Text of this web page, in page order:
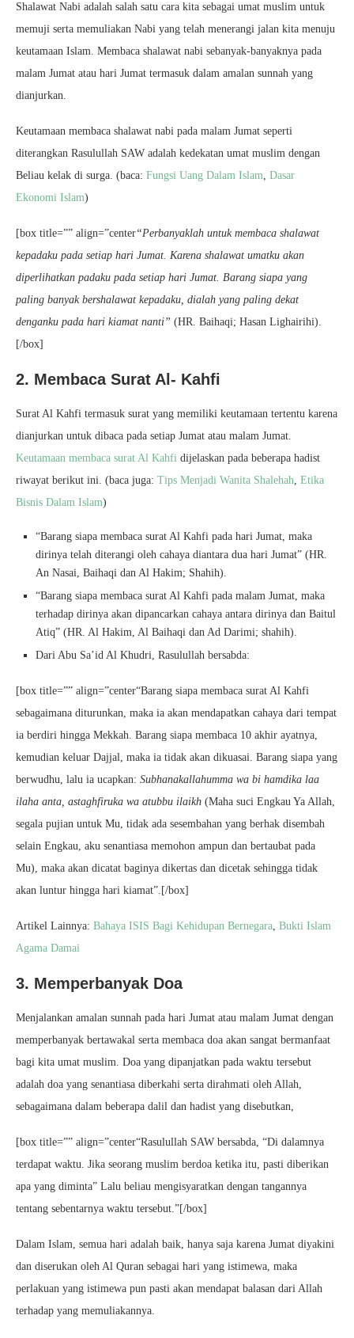
Shalawat Nabi adalah salah satu cara kita sebagai umat muslim untuk
memuji serta memuliakan Nabi yang telah menerangi jalan kita menuju
keutamaan Islam. Membaca shalawat nabi sebanyak-banyaknya pada
malam Jumat atau hari Jumat termasuk dalam amalan sunnah yang
dianjurkan.
Keutamaan membaca shalawat nabi pada malam Jumat seperti
diterangkan Rasulullah SAW adalah kedekatan umat muslim dengan
Beliau kelak di surga. (baca: Fungsi Uang Dalam Islam, Dasar
Ekonomi Islam)
[box title=”” align=”center“Perbanyaklah untuk membaca shalawat
kepadaku pada setiap hari Jumat. Karena shalawat umatku akan
diperlihatkan padaku pada setiap hari Jumat. Barang siapa yang
paling banyak bershalawat kepadaku, dialah yang paling dekat
denganku pada hari kiamat nanti” (HR. Baihaqi; Hasan Lighairihi).
[/box]
2. Membaca Surat Al- Kahfi
Surat Al Kahfi termasuk surat yang memiliki keutamaan tertentu karena
dianjurkan untuk dibaca pada setiap Jumat atau malam Jumat.
Keutamaan membaca surat Al Kahfi dijelaskan pada beberapa hadist
riwayat berikut ini. (baca juga: Tips Menjadi Wanita Shalehah, Etika
Bisnis Dalam Islam)
“Barang siapa membaca surat Al Kahfi pada hari Jumat, maka
dirinya telah diterangi oleh cahaya diantara dua hari Jumat” (HR.
An Nasai, Baihaqi dan Al Hakim; Shahih).
“Barang siapa membaca surat Al Kahfi pada malam Jumat, maka
terhadap dirinya akan dipancarkan cahaya antara dirinya dan Baitul
Atiq” (HR. Al Hakim, Al Baihaqi dan Ad Darimi; shahih).
Dari Abu Sa’id Al Khudri, Rasulullah bersabda:
[box title=”” align=”center“Barang siapa membaca surat Al Kahfi
sebagaimana diturunkan, maka ia akan mendapatkan cahaya dari tempat
ia berdiri hingga Mekkah. Barang siapa membaca 10 akhir ayatnya,
kemudian keluar Dajjal, maka ia tidak akan dikuasai. Barang siapa yang
berwudhu, lalu ia ucapkan: Subhanakallahumma wa bi hamdika laa
ilaha anta, astaghfiruka wa atubbu ilaikh (Maha suci Engkau Ya Allah,
segala pujian untuk Mu, tidak ada sesembahan yang berhak disembah
selain Engkau, aku senantiasa memohon ampun dan bertaubat pada
Mu), maka akan dicatat baginya dikertas dan dicetak sehingga tidak
akan luntur hingga hari kiamat”.[/box]
Artikel Lainnya: Bahaya ISIS Bagi Kehidupan Bernegara, Bukti Islam
Agama Damai
3. Memperbanyak Doa
Menjalankan amalan sunnah pada hari Jumat atau malam Jumat dengan
memperbanyak bertawakal serta membaca doa akan sangat bermanfaat
bagi kita umat muslim. Doa yang dipanjatkan pada waktu tersebut
adalah doa yang senantiasa diberkahi serta dirahmati oleh Allah,
sebagaimana dalam beberapa dalil dan hadist yang disebutkan,
[box title=”” align=”center“Rasulullah SAW bersabda, “Di dalamnya
terdapat waktu. Jika seorang muslim berdoa ketika itu, pasti diberikan
apa yang diminta” Lalu beliau mengisyaratkan dengan tangannya
tentang sebentarnya waktu tersebut.”[/box]
Dalam Islam, semua hari adalah baik, hanya saja karena Jumat diyakini
dan diserukan oleh Al Quran sebagai hari yang istimewa, maka
perlakuan yang istimewa pun pasti akan mendapat balasan dari Allah
terhadap yang memuliakannya.